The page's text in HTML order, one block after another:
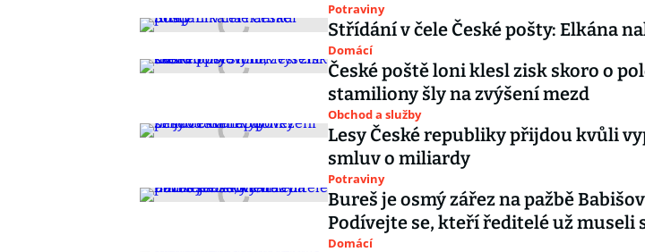
Potraviny
Střídání v čele České pošty: Elkána
Domácí
České poště loni klesl zisk skoro o
stamiliony šly na zvýšení mezd
Obchod a služby
Lesy České republiky přijdou kvůli
smluv o miliardy
Potraviny
Bureš je osmý zářez na pažbě
Podívejte se, kteří ředitelé už museli
Domácí